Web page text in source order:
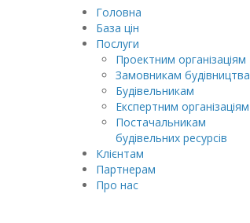
Головна
База цін
Послуги
Проектним організаціям
Замовникам будівництва
Будівельникам
Експертним організаціям
Постачальникам
будівельних ресурсів
Клієнтам
Партнерам
Про нас